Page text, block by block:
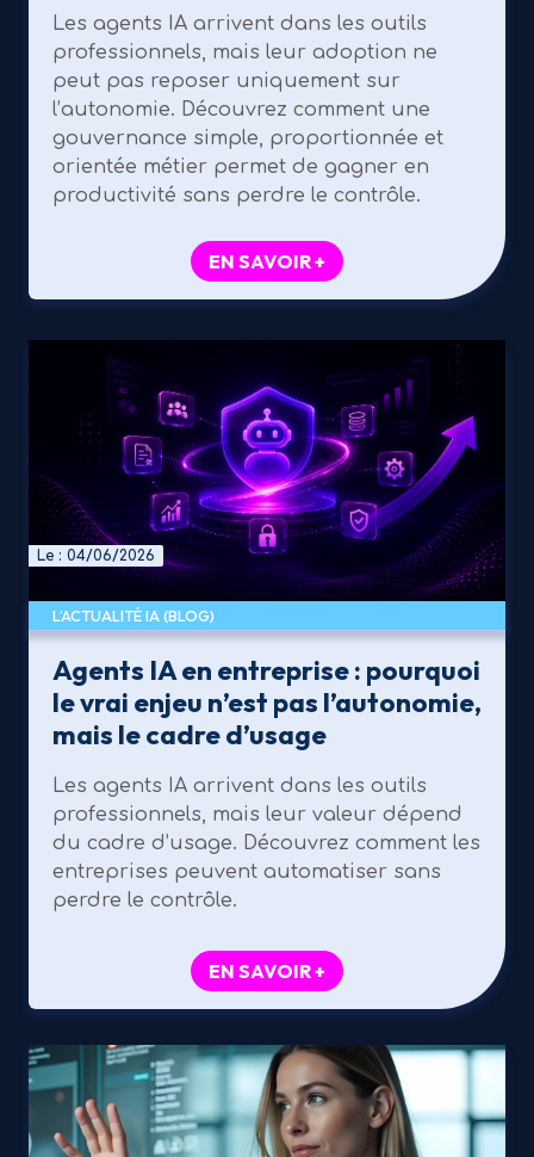
Les agents IA arrivent dans les outils
professionnels, mais leur adoption ne
peut pas reposer uniquement sur
l’autonomie. Découvrez comment une
gouvernance simple, proportionnée et
orientée métier permet de gagner en
productivité sans perdre le contrôle.
EN SAVOIR +
Le : 04/06/2026
L’ACTUALITÉ IA (BLOG)
Agents IA en entreprise : pourquoi
le vrai enjeu n’est pas l’autonomie,
mais le cadre d’usage
Les agents IA arrivent dans les outils
professionnels, mais leur valeur dépend
du cadre d’usage. Découvrez comment les
entreprises peuvent automatiser sans
perdre le contrôle.
EN SAVOIR +